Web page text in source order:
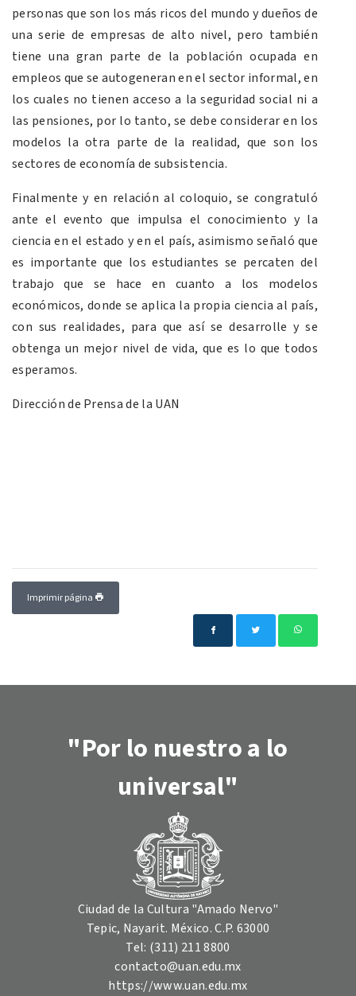
personas que son los más ricos del mundo y dueños de
una serie de empresas de alto nivel, pero también
tiene una gran parte de la población ocupada en
empleos que se autogeneran en el sector informal, en
los cuales no tienen acceso a la seguridad social ni a
las pensiones, por lo tanto, se debe considerar en los
modelos la otra parte de la realidad, que son los
sectores de economía de subsistencia.
Finalmente y en relación al coloquio, se congratuló
ante el evento que impulsa el conocimiento y la
ciencia en el estado y en el país, asimismo señaló que
es importante que los estudiantes se percaten del
trabajo que se hace en cuanto a los modelos
económicos, donde se aplica la propia ciencia al país,
con sus realidades, para que así se desarrolle y se
obtenga un mejor nivel de vida, que es lo que todos
esperamos.
Dirección de Prensa de la UAN
Imprimir página
"Por lo nuestro a lo
universal"
Ciudad de la Cultura "Amado Nervo"
Tepic, Nayarit. México. C.P. 63000
Tel: (311) 211 8800
contacto@uan.edu.mx
https://www.uan.edu.mx